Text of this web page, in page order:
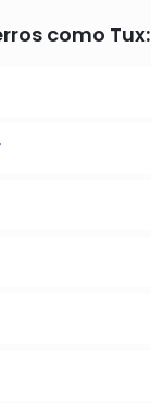
como Tux:
regular